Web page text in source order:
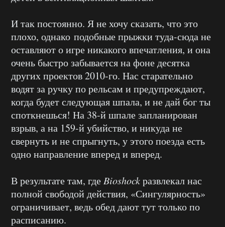
И так постоянно. Я не хочу сказать, что это
плохо, однако подобные прыжки туда-сюда не
оставляют о игре никакого впечатления, и она
очень быстро забывается на фоне десятка
других проектов 2010-го. Нас старательно
водят за ручку по рельсам и предупреждают,
когда будет следующая шпала, и не дай бог ты
споткнешься! На 38-й шпале запланирован
взрыв, а на 159-й убийство, и никуда не
свернуть и не спрыгнуть, у этого поезда есть
одно направление вперед и вперед.
В результате там, где Bioshockразвлекал нас
полной свободой действия, «Сингулярность»
ограничивает, ведь обед дают тут только по
расписанию.